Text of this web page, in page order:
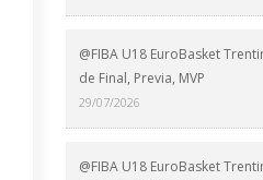
@FIBA U18 EuroBasket
de Final, Previa, MVP
29/07/2026
@FIBA U18 EuroBasket